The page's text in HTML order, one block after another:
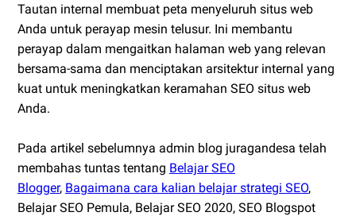
Tautan internal membuat peta menyeluruh situs web
Anda untuk perayap mesin telusur. Ini membantu
perayap dalam mengaitkan halaman web yang relevan
bersama-sama dan menciptakan arsitektur internal yang
kuat untuk meningkatkan keramahan SEO situs web
Anda.
Pada artikel sebelumnya admin blog juragandesa telah
membahas tuntas tentang Belajar SEO
Blogger, Bagaimana cara kalian belajar strategi SEO,
Belajar SEO Pemula, Belajar SEO 2020, SEO Blogspot